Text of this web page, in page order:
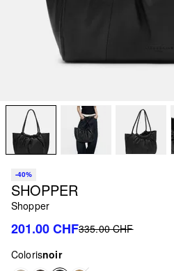
-40%
SHOPPER
Shopper
201.00 CHF335.00 CHF
Colorisnoir